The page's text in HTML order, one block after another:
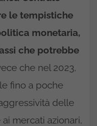
le tempistiche
monetaria,
che potrebbe
che nel 2023,
fino a poche
delle
mercati azionari,